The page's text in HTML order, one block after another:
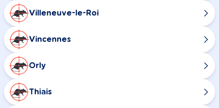
Villeneuve-le-Roi
Vincennes
Orly
Thiais